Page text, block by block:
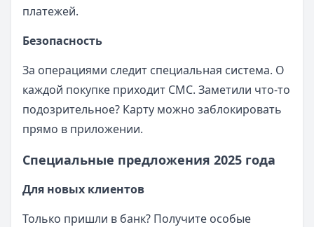
платежей.
Безопасность
За операциями следит специальная система. О
каждой покупке приходит СМС. Заметили что-то
подозрительное? Карту можно заблокировать
прямо в приложении.
Специальные предложения 2025 года
Для новых клиентов
Только пришли в банк? Получите особые